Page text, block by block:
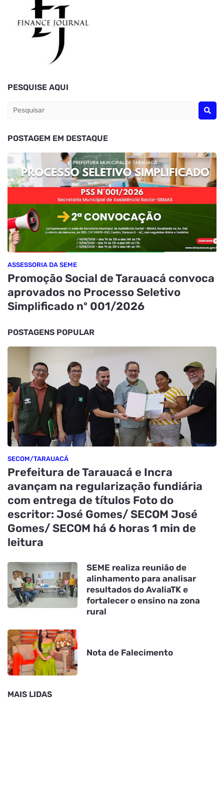
PESQUISE AQUI
POSTAGEM EM DESTAQUE
ASSESSORIA DA SEME
Promoção Social de Tarauacá convoca
aprovados no Processo Seletivo
Simplificado nº 001/2026
POSTAGENS POPULAR
SECOM/TARAUACÁ
Prefeitura de Tarauacá e Incra
avançam na regularização fundiária
com entrega de títulos Foto do
escritor: José Gomes/ SECOM José
Gomes/ SECOM há 6 horas 1 min de
leitura
SEME realiza reunião de
alinhamento para analisar
resultados do AvaliaTK e
fortalecer o ensino na zona
rural
Nota de Falecimento
MAIS LIDAS